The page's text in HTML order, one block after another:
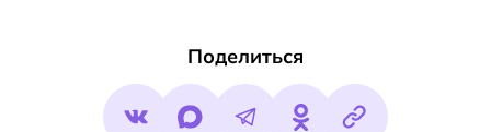
Поделиться